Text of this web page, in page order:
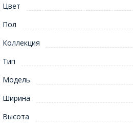
Цвет
Пол
Коллекция
Тип
Модель
Ширина
Высота